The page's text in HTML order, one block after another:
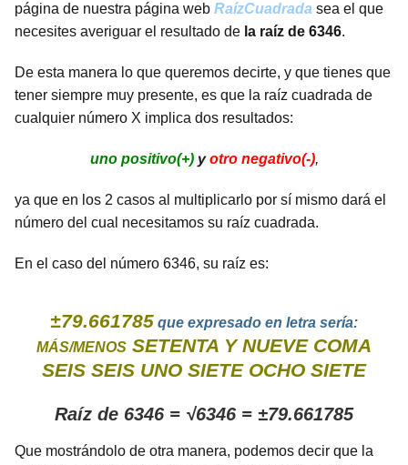
página de nuestra página web RaízCuadrada sea el que
necesites averiguar el resultado de la raíz de 6346.
De esta manera lo que queremos decirte, y que tienes que
tener siempre muy presente, es que la raíz cuadrada de
cualquier número X implica dos resultados:
uno positivo(+)yotro negativo(-),
ya que en los 2 casos al multiplicarlo por sí mismo dará el
número del cual necesitamos su raíz cuadrada.
En el caso del número 6346, su raíz es:
±79.661785 que expresado en letra sería:
MÁS/MENOS SETENTA Y NUEVE COMA
SEIS SEIS UNO SIETE OCHO SIETE
Raíz de 6346 = √6346 = ±79.661785
Que mostrándolo de otra manera, podemos decir que la